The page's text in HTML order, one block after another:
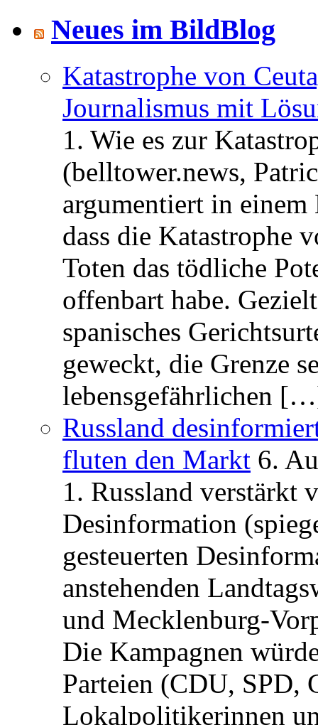
Neues im BildBlog
Katastrophe von
Journalismus mit
1. Wie es zur
(belltower.news,
argumentiert in
dass die Katastrophe
Toten das tödliche
offenbart habe.
spanisches
geweckt, die Grenze
lebensgefährlichen
Russland
fluten den Markt 6.
1. Russland verstärkt
Desinformation
gesteuerten
anstehenden
und Mecklenburg-
Die Kampagnen
Parteien (CDU, SPD,
Lokalpolitikerinnen